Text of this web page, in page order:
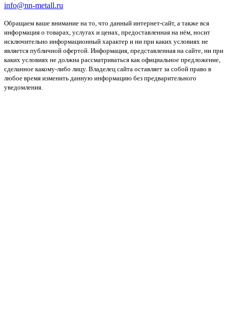
info@nn-metall.ru
Обращаем ваше внимание на то, что данный интернет-сайт, а также вся
информация о товарах, услугах и ценах, предоставленная на нём, носит
исключительно информационный характер и ни при каких условиях не
является публичной офертой. Информация, представленная на сайте, ни при
каких условиях не должна рассматриваться как официальное предложение,
сделанное какому-либо лицу. Владелец сайта оставляет за собой право в
любое время изменить данную информацию без предварительного
уведомления.